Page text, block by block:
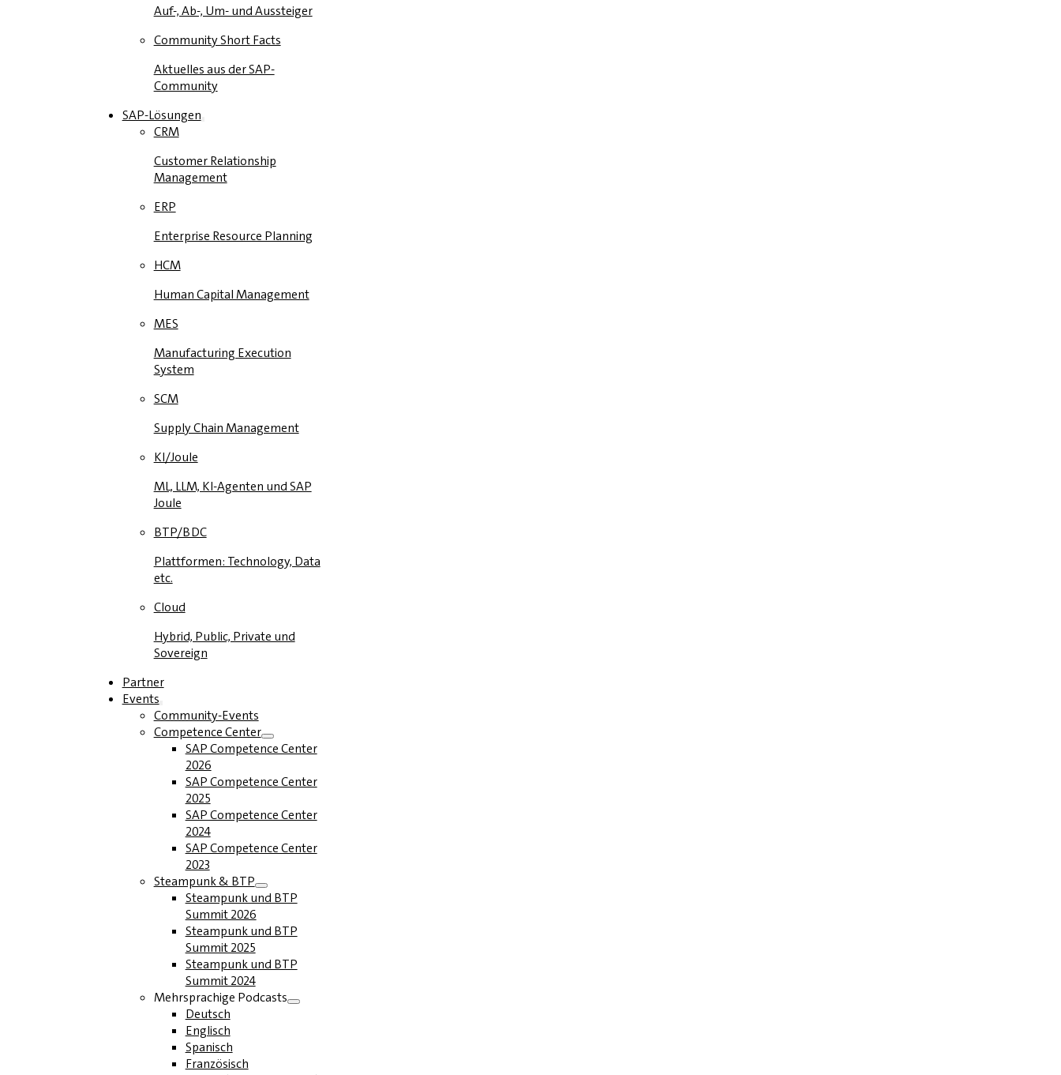
Auf-, Ab-, Um- und Aussteiger
Community Short Facts
Aktuelles aus der SAP-
Community
SAP-Lösungen
CRM
Customer Relationship
Management
ERP
Enterprise Resource Planning
HCM
Human Capital Management
MES
Manufacturing Execution
System
SCM
Supply Chain Management
KI/Joule
ML, LLM, KI-Agenten und SAP
Joule
BTP/BDC
Plattformen: Technology, Data
etc.
Cloud
Hybrid, Public, Private und
Sovereign
Partner
Events
Community-Events
Competence Center
SAP Competence Center
2026
SAP Competence Center
2025
SAP Competence Center
2024
SAP Competence Center
2023
Steampunk & BTP
Steampunk und BTP
Summit 2026
Steampunk und BTP
Summit 2025
Steampunk und BTP
Summit 2024
Mehrsprachige Podcasts
Deutsch
Englisch
Spanisch
Französisch